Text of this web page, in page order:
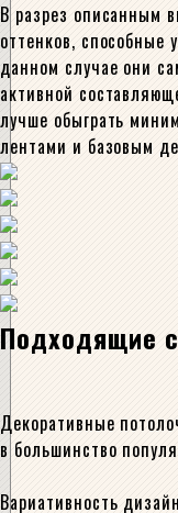
В разрез описанным
оттенков, способные
данном случае они
активной
лучше обыграть
лентами и базовым
Подходящие
Декоративные
в большинство
Вариативность